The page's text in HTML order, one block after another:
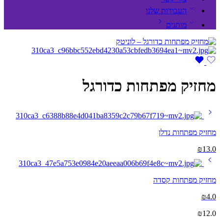
העבודות שלנו
מותגים
מחזיק מפתחות כדורגל
מחזיק מפתחות נדלן
₪13.0
מחזיק מפתחות קסדה
₪4.0
₪12.0